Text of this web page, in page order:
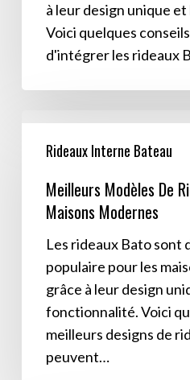
à leur design unique
Voici quelques
d'intégrer les rideaux
Meilleurs
Modèles
Rideaux
Bato
Maisons
Modernes
Rideaux Interne Bateau
Meilleurs Modèles De
Maisons Modernes
Les rideaux Bato sont
populaire pour les
grâce à leur design
fonctionnalité. Voici
meilleurs designs de
peuvent…